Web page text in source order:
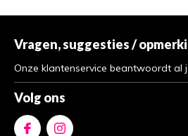
Vragen, suggesties /
Onze klantenservice beantwoordt al
Volg ons